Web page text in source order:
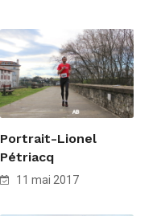
Portrait-Lionel
Pétriacq
11 mai 2017